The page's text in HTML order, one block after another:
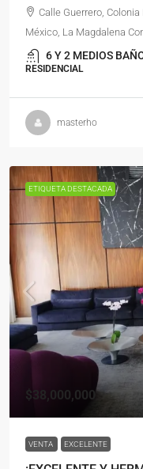
Calle Guerrero,
México, La Magdalena
6 Y 2 MEDIOS
RESIDENCIAL
masterho
ETIQUETA DESTACADA
$38,000,000
VENTA EXCELENTE